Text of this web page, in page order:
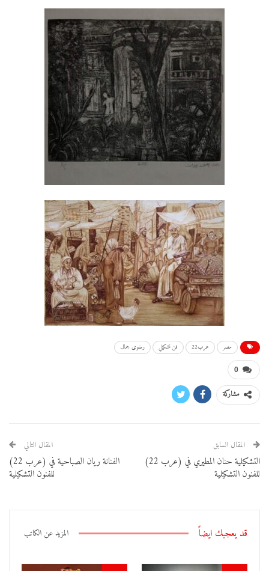
مصر عرب22 فن تشكيلي رضوى جمال
0
مشاركة
المقال السابق
التشكيلية حنان المطيري في (عرب 22)
للفنون التشكيلية
المقال التالي
الفنانة ريان الصباحية في (عرب 22)
للفنون التشكيلية
قد يعجبك ايضاً المزيد عن الكاتب